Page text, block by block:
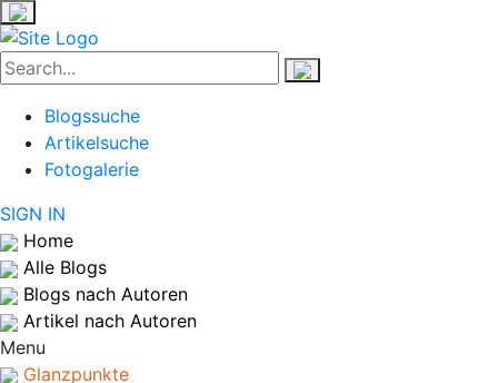
Blogssuche
Artikelsuche
Fotogalerie
SIGN IN
Home
Alle Blogs
Blogs nach Autoren
Artikel nach Autoren
Menu
Glanzpunkte